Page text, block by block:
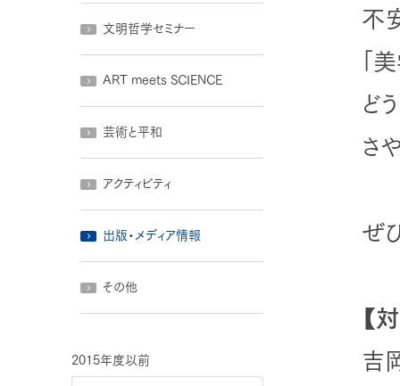
不
「
ど
さ
ぜ
【
吉
文明哲学セミナー
ART meets SCIENCE
芸術と平和
アクティビティ
出版・メディア情報
その他
2015年度以前